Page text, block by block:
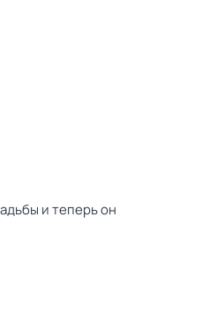
и теперь он